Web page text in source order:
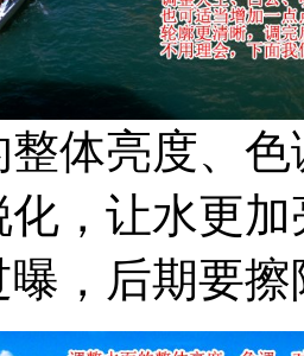
体亮度、
，让水更
，后期要擦